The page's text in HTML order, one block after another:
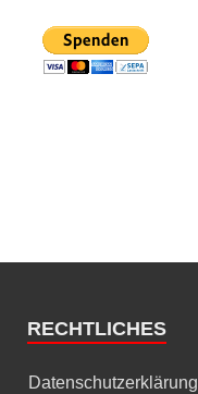
RECHTLICHES
Datenschutzerklärung